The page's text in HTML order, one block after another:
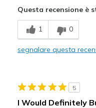
Breathe Well
Comfortable
Going Out
Questa recensione è
1 0
segnalare questa
5
I Would Definitely